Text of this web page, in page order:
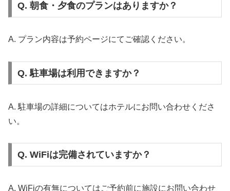
Q. 朝食・夕食のプランはありますか？
A. プラン内容は予約ページにてご確認ください。
Q. 駐車場は利用できますか？
A. 駐車場の詳細についてはホテルにお問い合わせくださ
い。
Q. WiFiは完備されていますか？
A. WiFiの有無についてはご予約前に施設にお問い合わせ